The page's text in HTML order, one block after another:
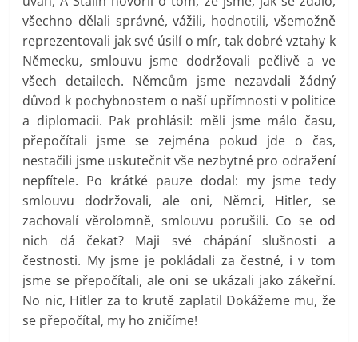
všechno dělali správné, vážili, hodnotili, všemožně
reprezentovali jak své úsilí o mír, tak dobré vztahy k
Německu, smlouvu jsme dodržovali pečlivě a ve
všech detailech. Němcům jsme nezavdali žádný
důvod k pochybnostem o naší upřímnosti v politice
a diplomacii. Pak prohlásil: měli jsme málo času,
přepočítali jsme se zejména pokud jde o čas,
nestačili jsme uskutečnit vše nezbytné pro odražení
nepfítele. Po krátké pauze dodal: my jsme tedy
smlouvu dodržovali, ale oni, Němci, Hitler, se
zachovalí věrolomně, smlouvu porušili. Co se od
nich dá čekat? Maji své chápání slušnosti a
čestnosti. My jsme je pokládali za čestné, i v tom
jsme se přepočítali, ale oni se ukázali jako zákeřní.
No nic, Hitler za to krutě zaplatil Dokážeme mu, že
se přepočítal, my ho zničíme!